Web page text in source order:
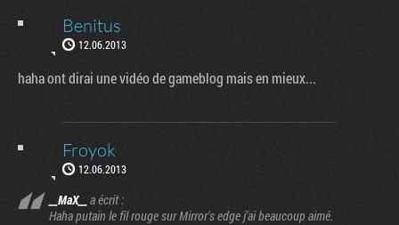
Benitus
12.06.2013
haha ont dirai une vidéo de gameblog mais en mieux...
Froyok
12.06.2013
__MaX__
a écrit :
Haha putain le fil rouge sur Mirror's edge j'ai beaucoup aimé.